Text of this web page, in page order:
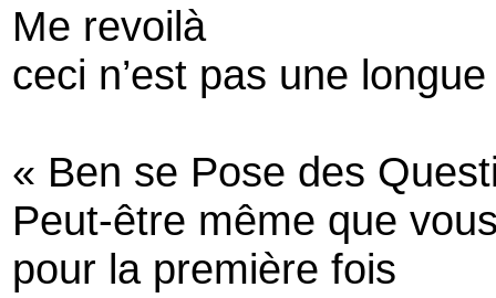
Me revoilà
ceci n’est pas une
« Ben se Pose des
Peut-être même que
pour la première fois